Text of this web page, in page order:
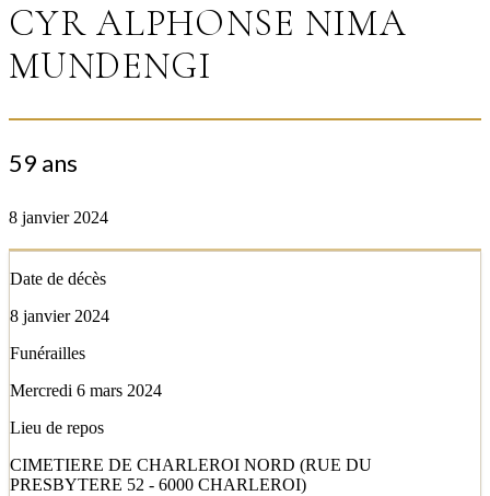
CYR ALPHONSE NIMA
MUNDENGI
59 ans
8 janvier 2024
Date de décès
8 janvier 2024
Funérailles
Mercredi 6 mars 2024
Lieu de repos
CIMETIERE DE CHARLEROI NORD (RUE DU
PRESBYTERE 52 - 6000 CHARLEROI)